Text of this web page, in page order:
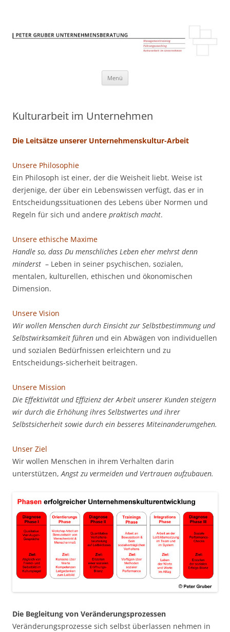
Unternehmen
Menü
Kulturarbeit im Unternehmen
Die Leitsätze unserer Unternehmenskultur-Arbeit
Unsere Philosophie
Ein Philosoph ist einer, der die Weisheit liebt. Weise ist
derjenige, der über ein Lebenswissen verfügt, das er in
Entscheidungssituationen des Lebens über Normen und
Regeln für sich und andere praktisch macht.
Unsere ethische Maxime
Handle so, dass Du menschliches Leben eher mehrst denn
minderst – Leben in seiner psychischen, sozialen,
mentalen, kulturellen, ethischen und ökonomischen
Dimension.
Unsere Vision
Wir wollen Menschen durch Einsicht zur Selbstbestimmung und
Selbstwirksamkeit führen und ein Abwägen von individuellen
und sozialen Bedürfnissen erleichtern und zu
Entscheidungs-sicherheit beitragen.
Unsere Mission
Die Effektivität und Effizienz der Arbeit unserer Kunden steigern
wir durch die Erhöhung ihres Selbstwertes und ihrer
Selbstsicherheit sowie durch ein besseres Miteinanderumgehen.
Unser Ziel
Wir wollen Menschen in ihrem Verhalten darin
unterstützen,Angst zu vermeiden und Vertrauen aufzubauen.
Die Begleitung von Veränderungsprozessen
Veränderungsprozesse sich selbst überlassen nehmen in